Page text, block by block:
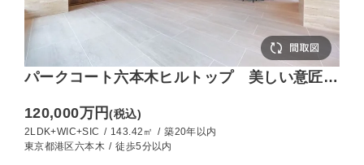
パークコート六本木ヒルトップ 美しい意匠が
120,000万円(税込)
2LDK+WIC+SIC / 143.42㎡ / 築20年以内
東京都港区六本木 / 徒歩5分以内